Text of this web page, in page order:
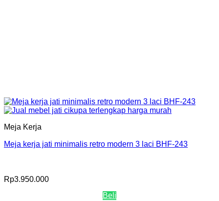
Meja Kerja
Meja kerja jati minimalis retro modern 3 laci BHF-243
Rp3.950.000
Beli